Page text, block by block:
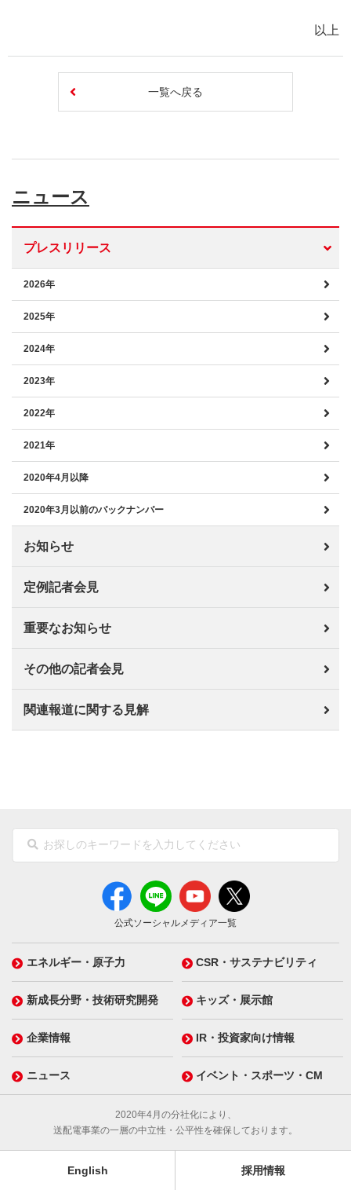
以上
一覧へ戻る
ニュース
プレスリリース
2026年
2025年
2024年
2023年
2022年
2021年
2020年4月以降
2020年3月以前のバックナンバー
お知らせ
定例記者会見
重要なお知らせ
その他の記者会見
関連報道に関する見解
公式ソーシャルメディア一覧
エネルギー・原子力 CSR・サステナビリティ
新成長分野・技術研究開発 キッズ・展示館
企業情報 IR・投資家向け情報
ニュース イベント・スポーツ・CM
2020年4月の分社化により、
送配電事業の一層の中立性・公平性を確保しております。
English 採用情報